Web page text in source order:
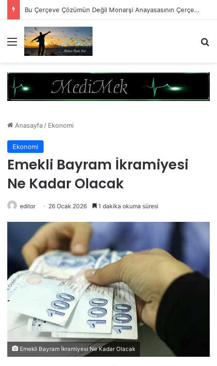
Psikolog olmak için sadece Diploma almak yeterli değil!
Menü
Anasayfa / Ekonomi
Ekonomi
Emekli Bayram İkramiyesi
Ne Kadar Olacak
editor 26 Ocak 2026 1 dakika okuma süresi
Emekli Bayram İkramiyesi Ne Kadar Olacak